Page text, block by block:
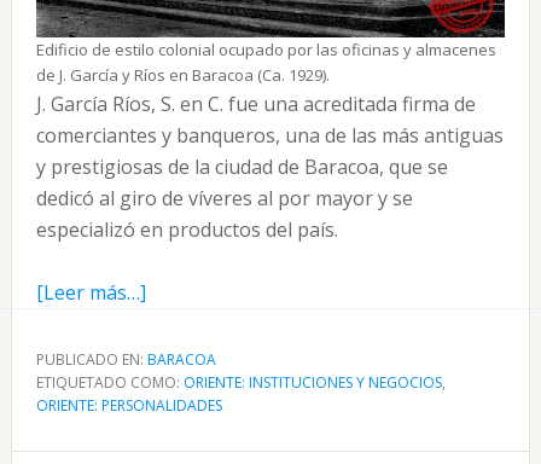
Edificio de estilo colonial ocupado por las oficinas y almacenes
de J. García y Ríos en Baracoa (Ca. 1929).
J. García Ríos, S. en C. fue una acreditada firma de
comerciantes y banqueros, una de las más antiguas
y prestigiosas de la ciudad de Baracoa, que se
dedicó al giro de víveres al por mayor y se
especializó en productos del país.
[Leer más…]acerca
J.
García
Ríos
comerciantes
PUBLICADO EN: BARACOA
ETIQUETADO COMO: ORIENTE: INSTITUCIONES Y NEGOCIOS,
ORIENTE: PERSONALIDADES